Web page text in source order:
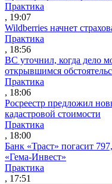
Практика
, 19:07
Wildberries начнет
Практика
, 18:56
ВС уточнил, когда дело
открывшимся
Практика
, 18:06
Росреестр предложил
кадастровой стоимости
Практика
, 18:00
Банк «Траст» погасит
«Гема-Инвест»
Практика
, 17:51